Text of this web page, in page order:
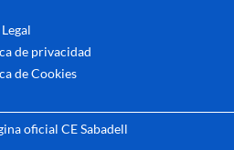
de privacidad
de Cookies
oficial CE Sabadell